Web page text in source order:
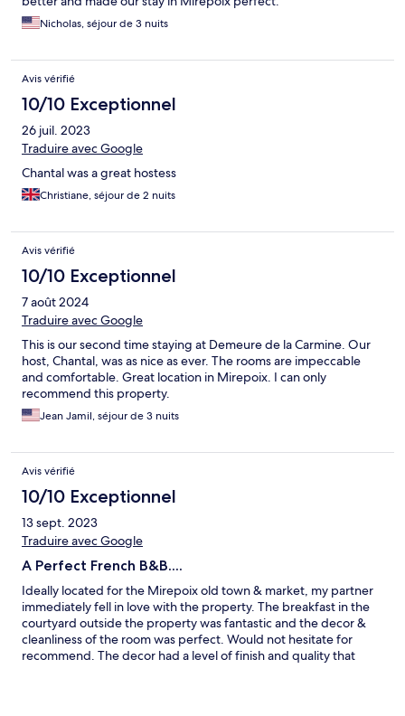
Nicholas, séjour de 3 nuits
Avis vérifié
10/10 Exceptionnel
26 juil. 2023
Traduire avec Google
Chantal was a great hostess
Christiane, séjour de 2 nuits
Avis vérifié
10/10 Exceptionnel
7 août 2024
Traduire avec Google
This is our second time staying at Demeure de la Carmine. Our
host, Chantal, was as nice as ever. The rooms are impeccable
and comfortable. Great location in Mirepoix. I can only
recommend this property.
Jean Jamil, séjour de 3 nuits
Avis vérifié
10/10 Exceptionnel
13 sept. 2023
Traduire avec Google
A Perfect French B&B....
Ideally located for the Mirepoix old town & market, my partner
immediately fell in love with the property. The breakfast in the
courtyard outside the property was fantastic and the decor &
cleanliness of the room was perfect. Would not hesitate for
recommend. The decor had a level of finish and quality that